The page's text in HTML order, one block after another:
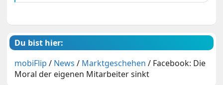
Du bist hier:
mobiFlip / News / Marktgeschehen / Facebook: Die
Moral der eigenen Mitarbeiter sinkt